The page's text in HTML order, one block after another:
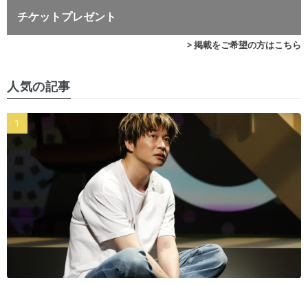
チケットプレゼント
> 掲載をご希望の方はこちら
人気の記事